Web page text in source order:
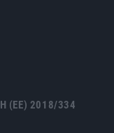
(ΕΕ) 2018/334